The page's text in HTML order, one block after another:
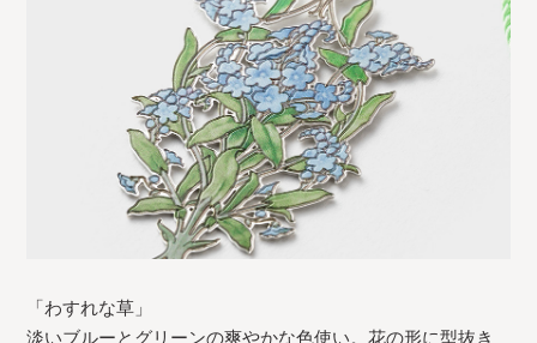
「わすれな草」
淡いブルーとグリーンの爽やかな色使い。花の形に型抜き